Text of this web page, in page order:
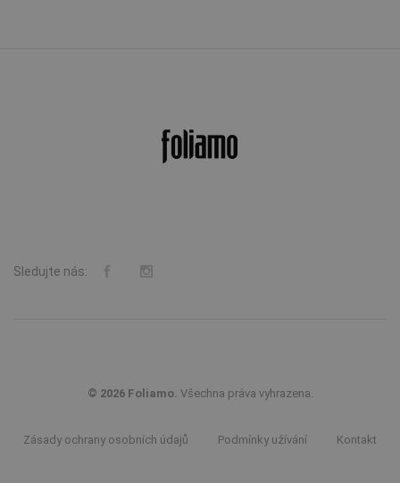
© 2026 Foliamo.
Zásady ochrany osobních údajů Podmínky užívání Kontakt